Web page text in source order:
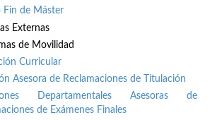
Fin de Máster
Externas
de Movilidad
Curricular
Asesora de Reclamaciones de Titulación
Departamentales Asesoras de
de Exámenes Finales